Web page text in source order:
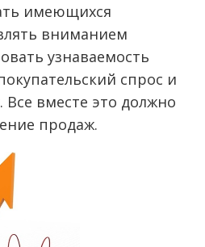
имеющихся
вниманием
узнаваемость
спрос и
Все вместе это должно
продаж.